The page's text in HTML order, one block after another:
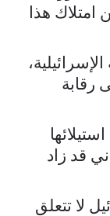
هذا
رقابة
عام 2018 عن استيلائها
قد زاد
لا تتعلق